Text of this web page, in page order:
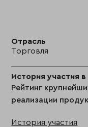
Отрасль
Торговля
История участия в
Рейтинг
реализации
История участия